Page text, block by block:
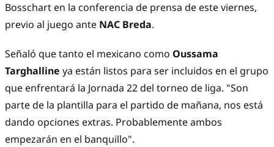
Bosschart en la conferencia de prensa de este viernes,
previo al juego ante NAC Breda.
Señaló que tanto el mexicano como Oussama
Targhalline ya están listos para ser incluidos en el grupo
que enfrentará la Jornada 22 del torneo de liga. "Son
parte de la plantilla para el partido de mañana, nos está
dando opciones extras. Probablemente ambos
empezarán en el banquillo".